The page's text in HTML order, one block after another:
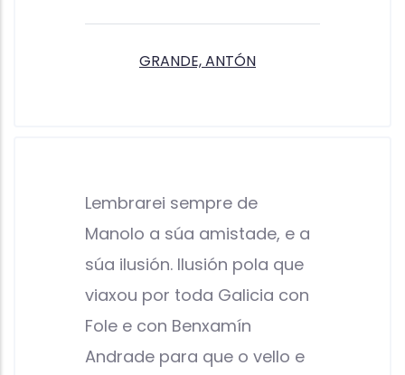
GRANDE, ANTÓN
Lembrarei sempre de
Manolo a súa amistade, e a
súa ilusión. Ilusión pola que
viaxou por toda Galicia con
Fole e con Benxamín
Andrade para que o vello e